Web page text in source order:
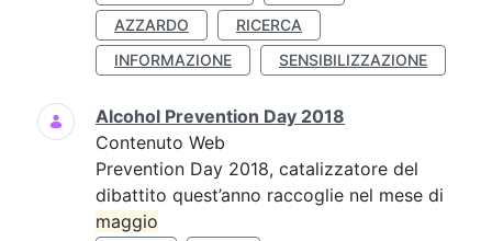
AZZARDO
RICERCA
INFORMAZIONE
SENSIBILIZZAZIONE
Alcohol Prevention Day 2018
Contenuto Web
Prevention Day 2018, catalizzatore del
dibattito quest’anno raccoglie nel mese di
maggio